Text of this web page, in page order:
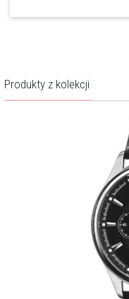
Produkty z kolekcji